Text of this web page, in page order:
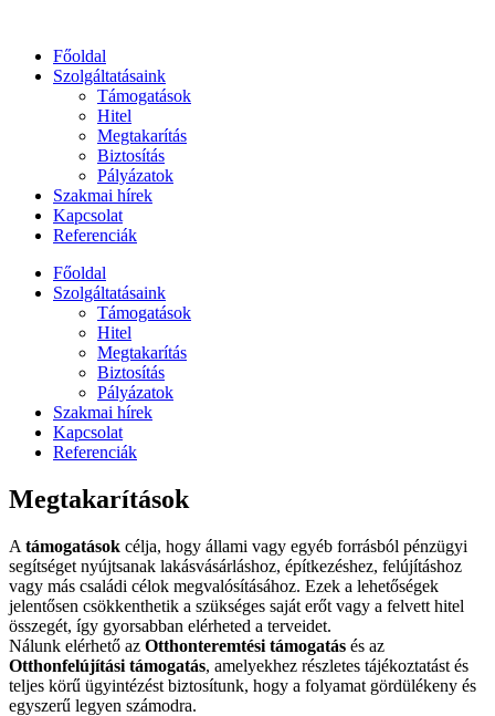
Főoldal
Szolgáltatásaink
Támogatások
Hitel
Megtakarítás
Biztosítás
Pályázatok
Szakmai hírek
Kapcsolat
Referenciák
Főoldal
Szolgáltatásaink
Támogatások
Hitel
Megtakarítás
Biztosítás
Pályázatok
Szakmai hírek
Kapcsolat
Referenciák
Megtakarítások
A támogatások célja, hogy állami vagy egyéb forrásból pénzügyi
segítséget nyújtsanak lakásvásárláshoz, építkezéshez, felújításhoz
vagy más családi célok megvalósításához. Ezek a lehetőségek
jelentősen csökkenthetik a szükséges saját erőt vagy a felvett hitel
összegét, így gyorsabban elérheted a terveidet.
Nálunk elérhető az Otthonteremtési támogatás és az
Otthonfelújítási támogatás, amelyekhez részletes tájékoztatást és
teljes körű ügyintézést biztosítunk, hogy a folyamat gördülékeny és
egyszerű legyen számodra.